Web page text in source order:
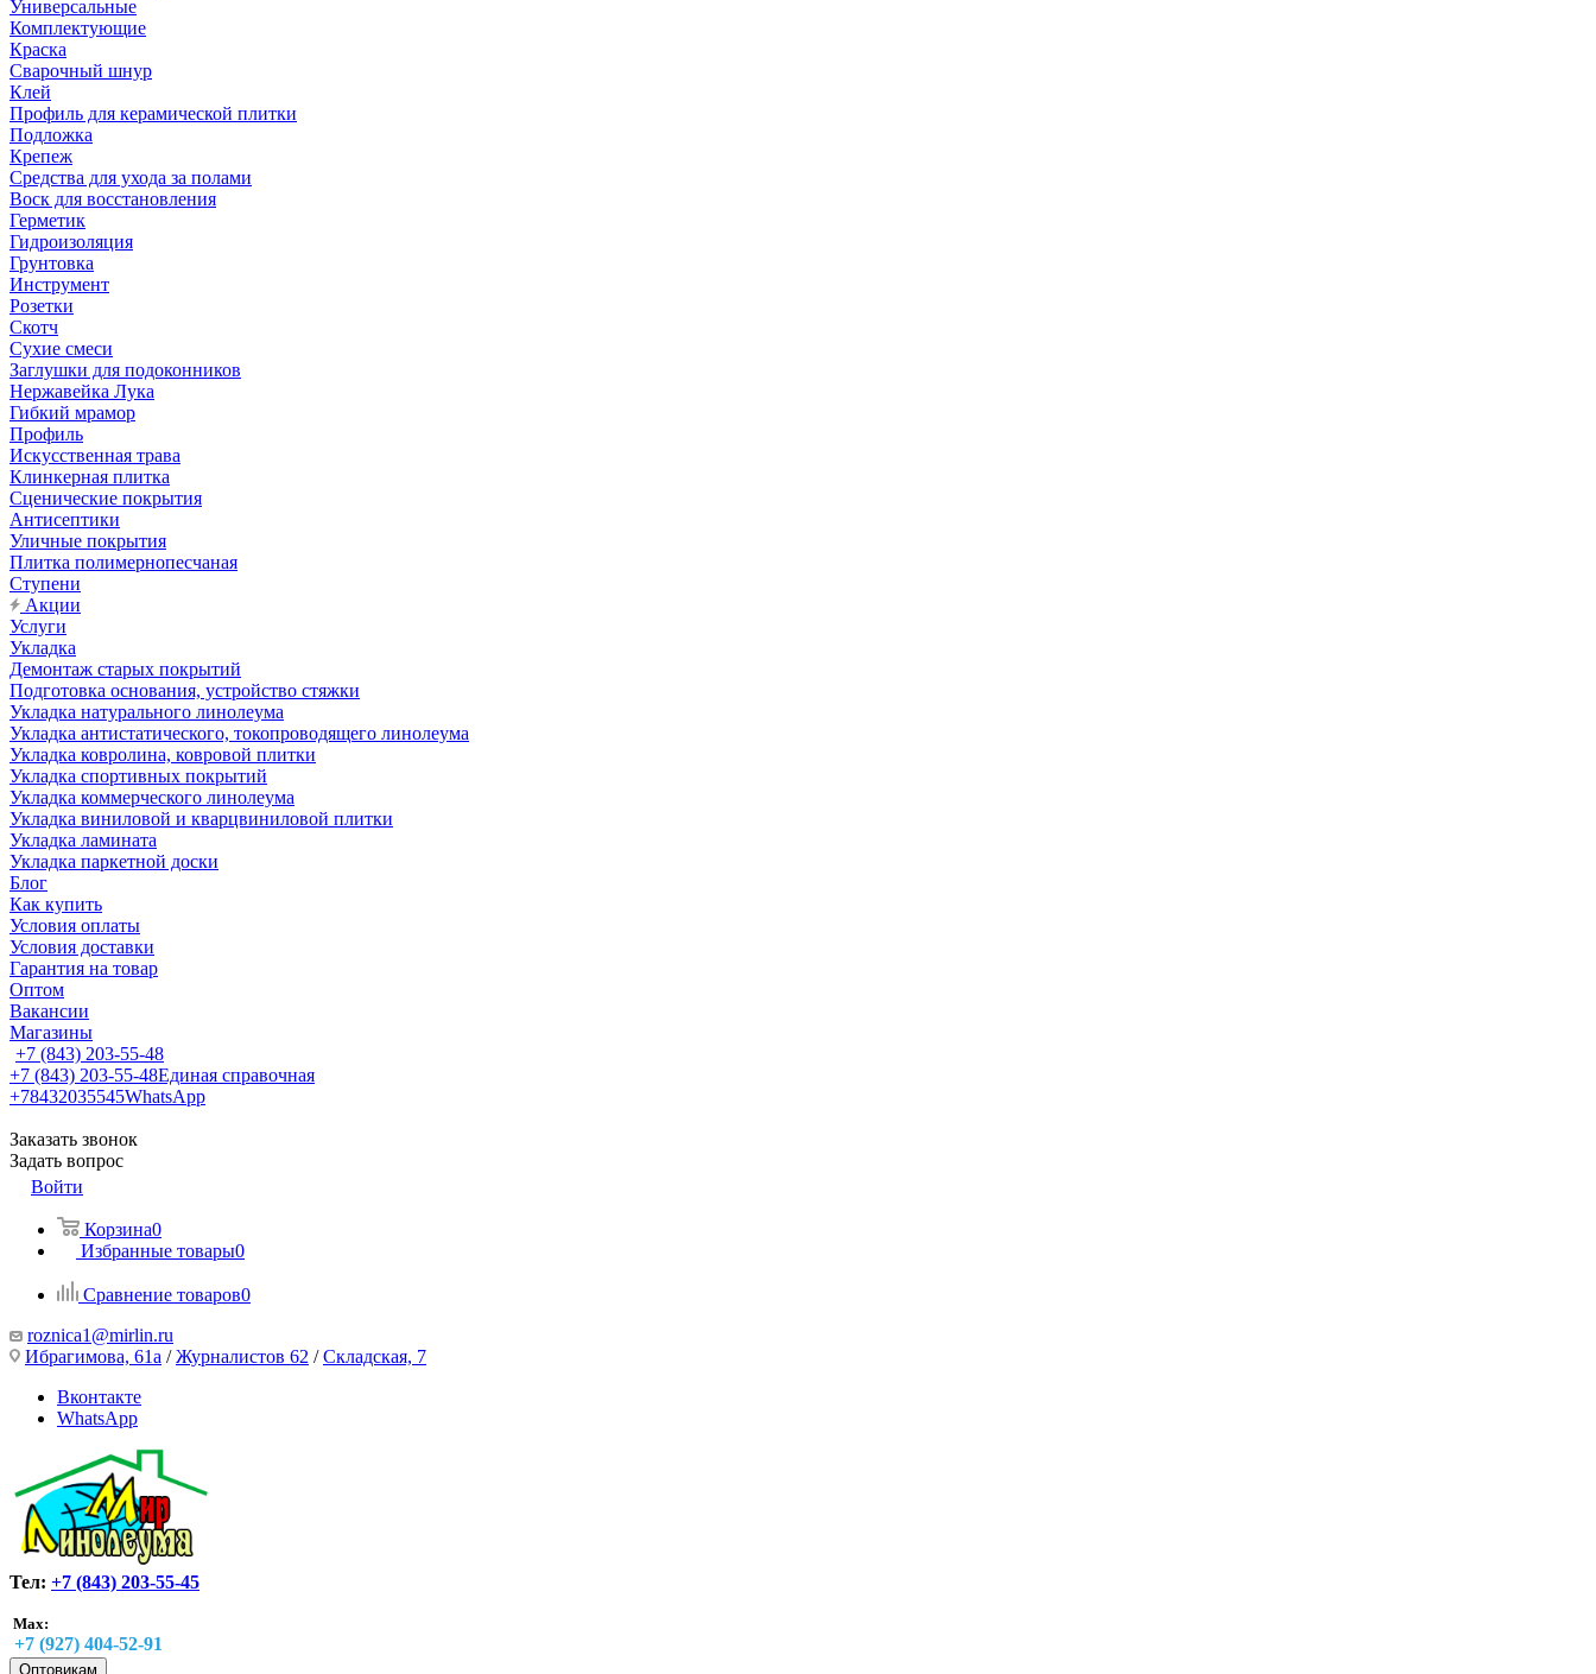
Универсальные
Комплектующие
Краска
Сварочный шнур
Клей
Профиль для керамической плитки
Подложка
Крепеж
Средства для ухода за полами
Воск для восстановления
Герметик
Гидроизоляция
Грунтовка
Инструмент
Розетки
Скотч
Сухие смеси
Заглушки для подоконников
Нержавейка Лука
Гибкий мрамор
Профиль
Искусственная трава
Клинкерная плитка
Сценические покрытия
Антисептики
Уличные покрытия
Плитка полимернопесчаная
Ступени
Акции
Услуги
Укладка
Демонтаж старых покрытий
Подготовка основания, устройство стяжки
Укладка натурального линолеума
Укладка антистатического, токопроводящего линолеума
Укладка ковролина, ковровой плитки
Укладка спортивных покрытий
Укладка коммерческого линолеума
Укладка виниловой и кварцвиниловой плитки
Укладка ламината
Укладка паркетной доски
Блог
Как купить
Условия оплаты
Условия доставки
Гарантия на товар
Оптом
Вакансии
Магазины
+7 (843) 203-55-48
+7 (843) 203-55-48Единая справочная
+78432035545WhatsApp
Заказать звонок
Задать вопрос
Войти
Корзина0
Избранные товары0
Сравнение товаров0
roznica1@mirlin.ru
Ибрагимова, 61а /Журналистов 62 /Складская, 7
Вконтакте
WhatsApp
Тел: +7 (843) 203-55-45
Max:
+7 (927) 404-52-91
Оптовикам